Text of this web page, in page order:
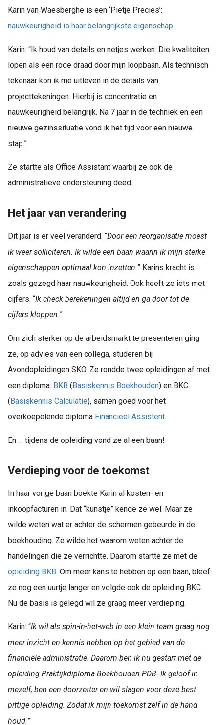
Karin van Waesberghe is een ‘Pietje Precies’:
nauwkeurigheid is haar belangrijkste eigenschap.
Karin: “Ik houd van details en netjes werken. Die kwaliteiten
lopen als een rode draad door mijn loopbaan. Als technisch
tekenaar kon ik me uitleven in de details van
projecttekeningen. Hierbij is concentratie en
nauwkeurigheid belangrijk. Na 7 jaar in de techniek en een
nieuwe gezinssituatie vond ik het tijd voor een nieuwe
stap.”
Ze startte als Office Assistant waarbij ze ook de
administratieve ondersteuning deed.
Het jaar van verandering
Dit jaar is er veel veranderd. “Door een reorganisatie moest
ik weer solliciteren. Ik wilde een baan waarin ik mijn sterke
eigenschappen optimaal kon inzetten.” Karins kracht is
zoals gezegd haar nauwkeurigheid. Ook heeft ze iets met
cijfers. “Ik check berekeningen altijd en ga door tot de
cijfers kloppen.”
Om zich sterker op de arbeidsmarkt te presenteren ging
ze, op advies van een collega, studeren bij
Avondopleidingen SKO. Ze rondde twee opleidingen af met
een diploma: BKB (Basiskennis Boekhouden) en BKC
(Basiskennis Calculatie), samen goed voor het
overkoepelende diploma Financieel Assistent.
En … tijdens de opleiding vond ze al een baan!
Verdieping voor de toekomst
In haar vorige baan boekte Karin al kosten- en
inkoopfacturen in. Dat “kunstje” kende ze wel. Maar ze
wilde weten wat er achter de schermen gebeurde in de
boekhouding. Ze wilde het waarom weten achter de
handelingen die ze verrichtte. Daarom startte ze met de
opleiding BKB. Om meer kans te hebben op een baan, bleef
ze nog een uurtje langer en volgde ook de opleiding BKC.
Nu de basis is gelegd wil ze graag meer verdieping.
Karin: “Ik wil als spin-in-het-web in een klein team graag nog
meer inzicht en kennis hebben op het gebied van de
financiële administratie. Daarom ben ik nu gestart met de
opleiding Praktijkdiploma Boekhouden PDB. Ik geloof in
mezelf, ben een doorzetter en wil slagen voor deze best
pittige opleiding. Zodat ik mijn toekomst zelf in de hand
houd.”
gebruikt
te
Hierdoor
website-